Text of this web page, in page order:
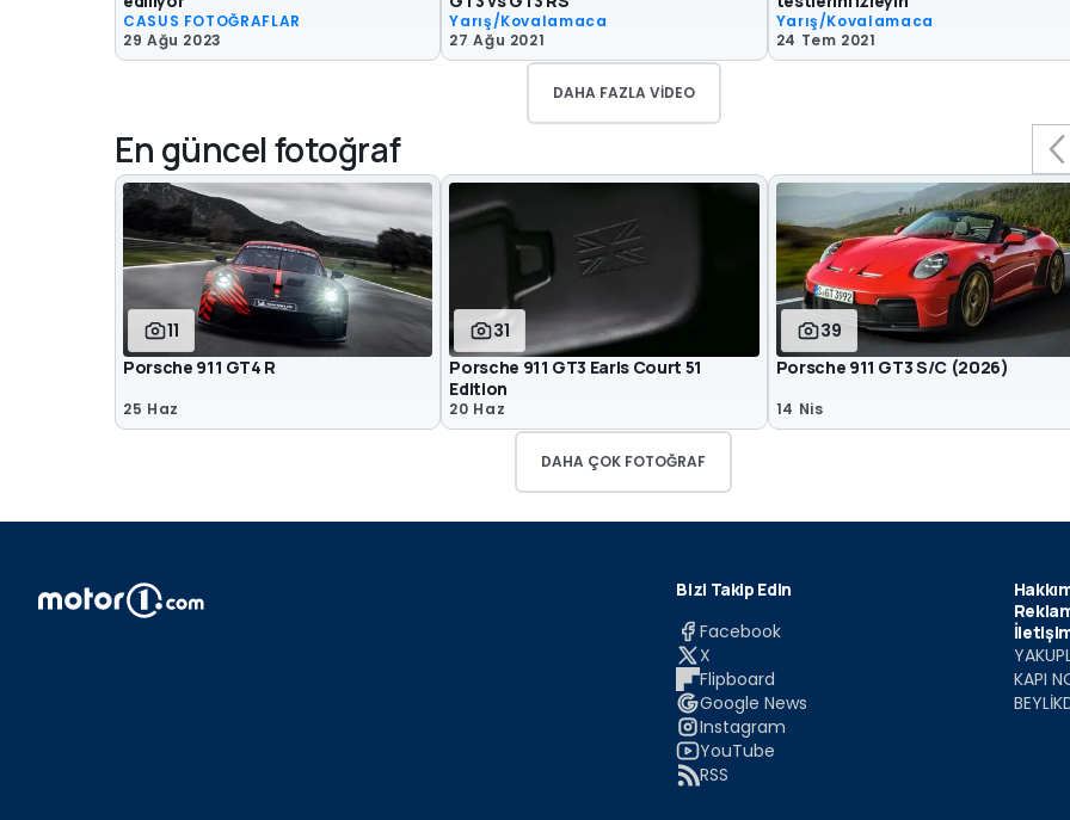
CASUS FOTOĞRAFLAR
29 Ağu 2023
Yarış/Kovalamaca
27 Ağu 2021
Yarış/Kovalamaca
24 Tem 2021
DAHA FAZLA VIDEO
En güncel fotoğraf
11
Porsche 911 GT4 R
25 Haz
31
Porsche 911 GT3 Earls Court 51
Edition
20 Haz
39
Porsche 911 GT3 S/C (2026)
14 Nis
DAHA ÇOK FOTOĞRAF
Bizi Takip Edin
Facebook
X
Flipboard
Google News
Instagram
YouTube
RSS
KAPI